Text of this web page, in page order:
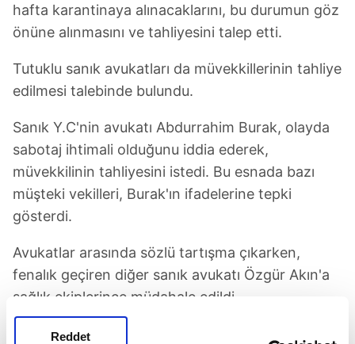
Reddet
hafta karantinaya alınacaklarını, bu durumun göz
önüne alınmasını ve tahliyesini talep etti.
Tutuklu sanık avukatları da müvekkillerinin tahliye
edilmesi talebinde bulundu.
Sanık Y.C'nin avukatı Abdurrahim Burak, olayda
sabotaj ihtimali olduğunu iddia ederek,
müvekkilinin tahliyesini istedi. Bu esnada bazı
müşteki vekilleri, Burak'ın ifadelerine tepki
gösterdi.
Avukatlar arasında sözlü tartışma çıkarken,
fenalık geçiren diğer sanık avukatı Özgür Akın'a
sağlık ekiplerince müdahale edildi.
Duruşmaya ara karar verilmek üzere ara verildi.